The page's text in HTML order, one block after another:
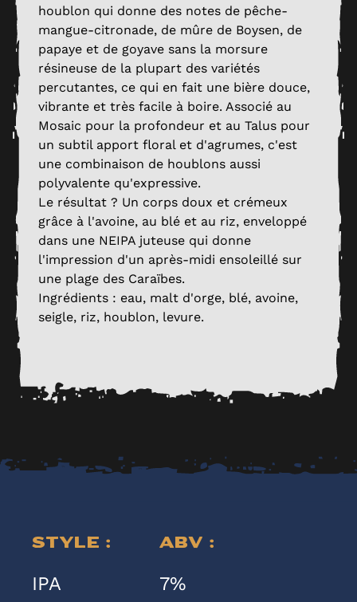
houblon qui donne des notes de pêche-
mangue-citronade, de mûre de Boysen, de
papaye et de goyave sans la morsure
résineuse de la plupart des variétés
percutantes, ce qui en fait une bière douce,
vibrante et très facile à boire. Associé au
Mosaic pour la profondeur et au Talus pour
un subtil apport floral et d'agrumes, c'est
une combinaison de houblons aussi
polyvalente qu'expressive.
Le résultat ? Un corps doux et crémeux
grâce à l'avoine, au blé et au riz, enveloppé
dans une NEIPA juteuse qui donne
l'impression d'un après-midi ensoleillé sur
une plage des Caraïbes.
Ingrédients : eau, malt d'orge, blé, avoine,
seigle, riz, houblon, levure.
Style :
IPA
ABV :
7%